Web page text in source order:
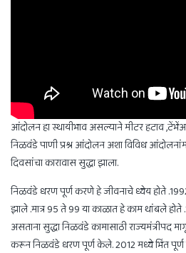
आंदोलन हा स्थायीभाव असल्याने मीटर हटाव
निळवंडे पाणी प्रश्न आंदोलन अशा विविध
दिवसांचा कारावास सुद्धा झाला.
निळवंडे धरण पूर्ण करणे हे जीवनाचे ध्येय होते
झाले .मात्र 95 ते 99 या काळात हे काम थांबले
असताना सुद्धा निळवंडे कामासाठी
करून निळवंडे धरण पूर्ण केले. 2012 मध्ये भिंत पूर्ण